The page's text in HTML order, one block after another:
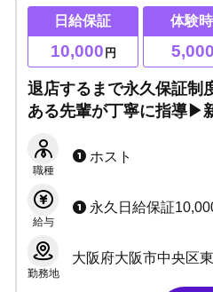
日給保証
10,000 円
体験
5,000
退店するまで永久保証制
ある先輩が丁寧に指導▶
職種
ホスト
給与
永久日給保証10,000
勤務地